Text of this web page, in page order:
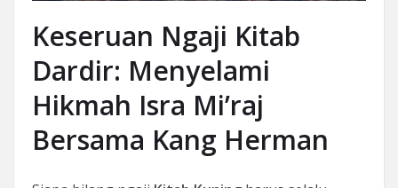
Keseruan Ngaji Kitab
Dardir: Menyelami
Hikmah Isra Mi’raj
Bersama Kang Herman